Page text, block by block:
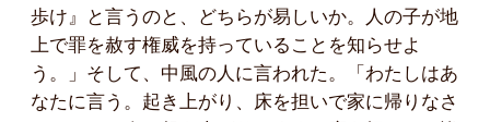
歩け』と言うのと、どちらが易しいか。人の子が地
上で罪を赦す権威を持っていることを知らせよ
う。」そして、中風の人に言われた。「わたしはあ
なたに言う。起き上がり、床を担いで家に帰りなさ